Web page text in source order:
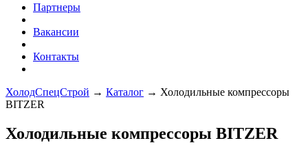
Партнеры
Вакансии
Контакты
ХолодСпецСтрой → Каталог → Холодильные компрессоры
BITZER
Холодильные компрессоры BITZER